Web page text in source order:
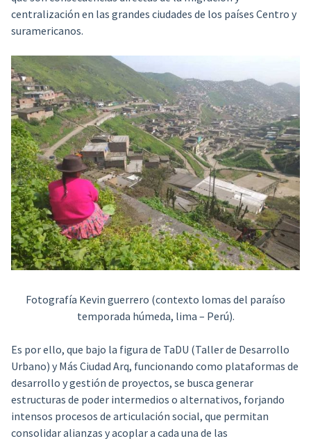
centralización en las grandes ciudades de los países Centro y
suramericanos.
Fotografía Kevin guerrero (contexto lomas del paraíso
temporada húmeda, lima – Perú).
Es por ello, que bajo la figura de TaDU (Taller de Desarrollo
Urbano) y Más Ciudad Arq, funcionando como plataformas de
desarrollo y gestión de proyectos, se busca generar
estructuras de poder intermedios o alternativos, forjando
intensos procesos de articulación social, que permitan
consolidar alianzas y acoplar a cada una de las